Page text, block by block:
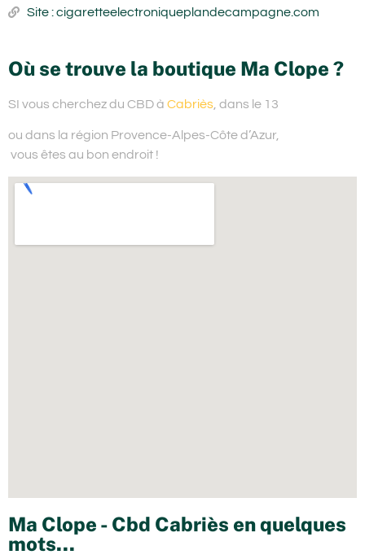
Site : cigaretteelectroniqueplandecampagne.com
Où se trouve la boutique Ma Clope ?
SI vous cherchez du CBD à Cabriès , dans le 13
ou dans la région Provence-Alpes-Côte d’Azur,
vous êtes au bon endroit !
Ma Clope - Cbd Cabriès en quelques
mots...